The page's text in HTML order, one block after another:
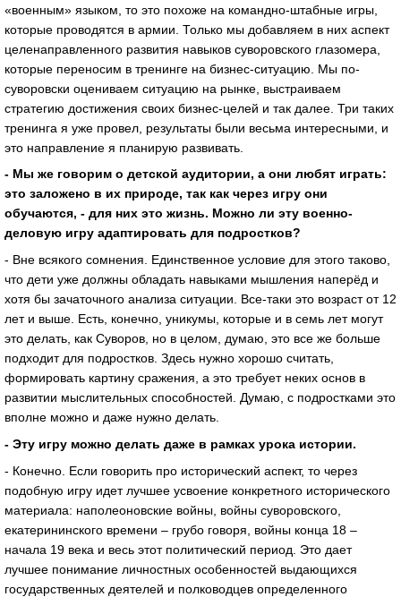
«военным» языком, то это похоже на командно-штабные игры,
которые проводятся в армии. Только мы добавляем в них аспект
целенаправленного развития навыков суворовского глазомера,
которые переносим в тренинге на бизнес-ситуацию. Мы по-
суворовски оцениваем ситуацию на рынке, выстраиваем
стратегию достижения своих бизнес-целей и так далее. Три таких
тренинга я уже провел, результаты были весьма интересными, и
это направление я планирую развивать.
- Мы же говорим о детской аудитории, а они любят играть:
это заложено в их природе, так как через игру они
обучаются, - для них это жизнь. Можно ли эту военно-
деловую игру адаптировать для подростков?
- Вне всякого сомнения. Единственное условие для этого таково,
что дети уже должны обладать навыками мышления наперёд и
хотя бы зачаточного анализа ситуации. Все-таки это возраст от 12
лет и выше. Есть, конечно, уникумы, которые и в семь лет могут
это делать, как Суворов, но в целом, думаю, это все же больше
подходит для подростков. Здесь нужно хорошо считать,
формировать картину сражения, а это требует неких основ в
развитии мыслительных способностей. Думаю, с подростками это
вполне можно и даже нужно делать.
- Эту игру можно делать даже в рамках урока истории.
- Конечно. Если говорить про исторический аспект, то через
подобную игру идет лучшее усвоение конкретного исторического
материала: наполеоновские войны, войны суворовского,
екатерининского времени – грубо говоря, войны конца 18 –
начала 19 века и весь этот политический период. Это дает
лучшее понимание личностных особенностей выдающихся
государственных деятелей и полководцев определенного